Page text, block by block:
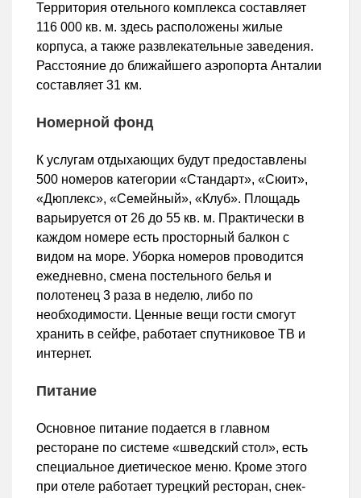
Территория отельного комплекса составляет
116 000 кв. м. здесь расположены жилые
корпуса, а также развлекательные заведения.
Расстояние до ближайшего аэропорта Анталии
составляет 31 км.
Номерной фонд
К услугам отдыхающих будут предоставлены
500 номеров категории «Стандарт», «Сюит»,
«Дюплекс», «Семейный», «Клуб». Площадь
варьируется от 26 до 55 кв. м. Практически в
каждом номере есть просторный балкон с
видом на море. Уборка номеров проводится
ежедневно, смена постельного белья и
полотенец 3 раза в неделю, либо по
необходимости. Ценные вещи гости смогут
хранить в сейфе, работает спутниковое ТВ и
интернет.
Питание
Основное питание подается в главном
ресторане по системе «шведский стол», есть
специальное диетическое меню. Кроме этого
при отеле работает турецкий ресторан, снек-